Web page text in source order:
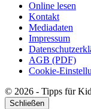
Online lesen
Kontakt
Mediadaten
Impressum
AGB (PDF)
Cookie-
© 2026 - Tipps für
Schließen